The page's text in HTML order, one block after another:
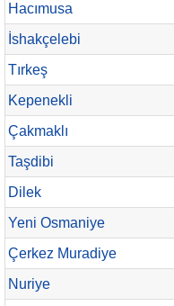
Hacımusa
İshakçelebi
Tırkeş
Kepenekli
Çakmaklı
Taşdibi
Dilek
Yeni Osmaniye
Çerkez Muradiye
Nuriye